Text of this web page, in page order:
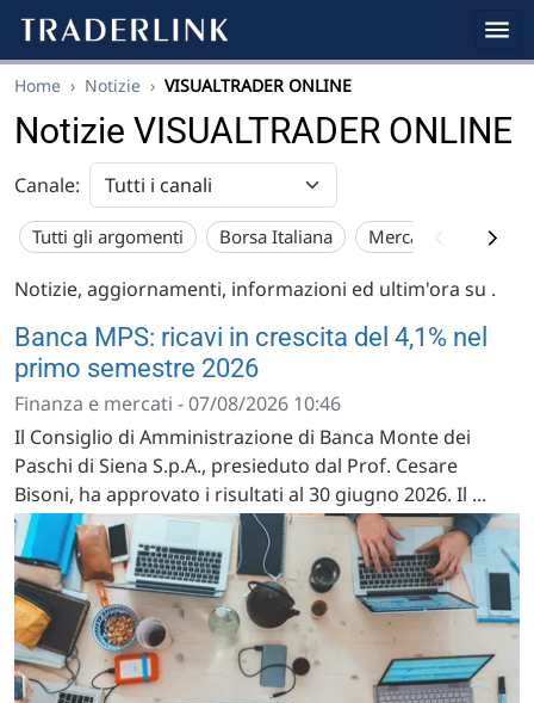
Home › Notizie › VISUALTRADER ONLINE
Notizie VISUALTRADER ONLINE
Canale:
Tutti gli argomenti Borsa Italiana Mercato USA
Notizie, aggiornamenti, informazioni ed ultim'ora su .
Banca MPS: ricavi in crescita del 4,1% nel
primo semestre 2026
Finanza e mercati - 07/08/2026 10:46
Il Consiglio di Amministrazione di Banca Monte dei
Paschi di Siena S.p.A., presieduto dal Prof. Cesare
Bisoni, ha approvato i risultati al 30 giugno 2026. Il ...